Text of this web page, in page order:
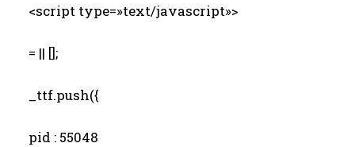
<script type=»text/javascript»>
= || [];
_ttf.push({
pid : 55048